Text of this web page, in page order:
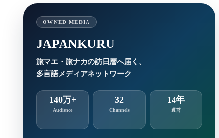
OWNED MEDIA
JAPANKURU
旅マエ・旅ナカの訪日層へ届く、
多言語メディアネットワーク
140万+
Audience
32
Channels
14年
運営